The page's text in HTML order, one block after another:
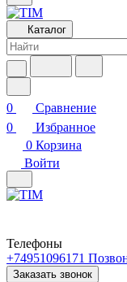
Каталог
0
Сравнение
0
Избранное
0 Корзина
Войти
Телефоны
+74951096171
Заказать звонок